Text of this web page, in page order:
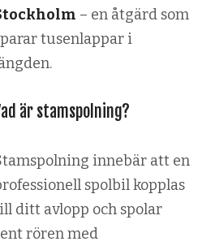
– en åtgärd som
tusenlappar i
är stamspolning?
innebär att en
spolbil kopplas
ditt avlopp och spolar
rören med